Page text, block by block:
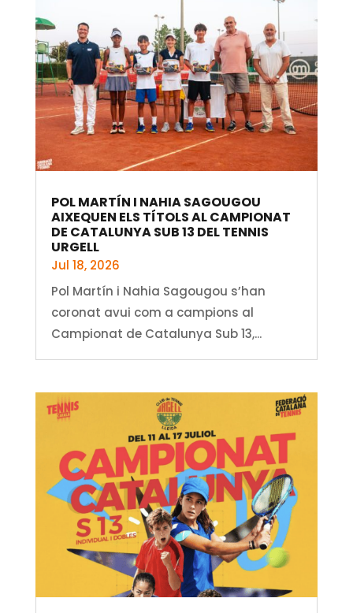
POL MARTÍN I NAHIA SAGOUGOU
AIXEQUEN ELS TÍTOLS AL CAMPIONAT
DE CATALUNYA SUB 13 DEL TENNIS
URGELL
Jul 18, 2026
Pol Martín i Nahia Sagougou s’han
coronat avui com a campions al
Campionat de Catalunya Sub 13,...